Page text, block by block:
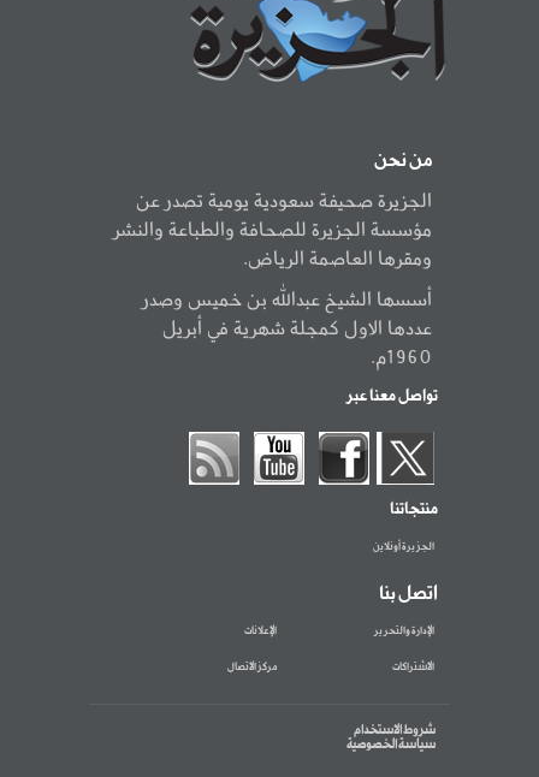
من نحن
الجزيرة صحيفة سعودية يومية تصدر عن
مؤسسة الجزيرة للصحافة والطباعة والنشر
ومقرها العاصمة الرياض.
أسسها الشيخ عبدالله بن خميس وصدر
عددها الاول كمجلة شهرية في أبريل
1960م.
تواصل معنا عبر
منتجاتنا
الجزيرة أونلاين
اتصل بنا
الإدارة والتحرير الإعلانات
الاشتراكات مركز الاتصال
شروط الاستخدام
سياسة الخصوصية